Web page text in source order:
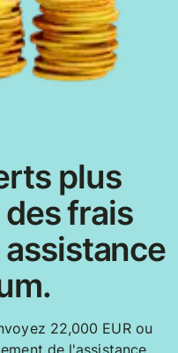
plus
frais
22,000 EUR ou